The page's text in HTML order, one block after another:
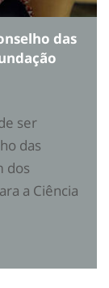
das
ser
das
dos
a Ciência